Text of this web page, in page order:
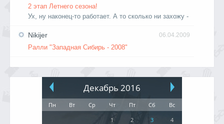
2 этап Летнего сезона!
Ух, ну наконец-то работает. А то сколько ни захожу -
06.04.2009
Nikijer
Ралли "Западная Сибирь - 2008"
Декабрь 2016
Пн Вт Ср Чт Пт Сб
Вс
1
2 3 4